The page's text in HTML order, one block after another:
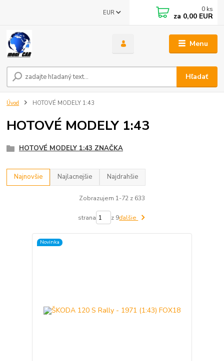
Menu
EUR
Hľadať
0 ks
za 0,00 EUR
Úvod HOTOVÉ MODELY 1:43
HOTOVÉ MODELY 1:43
HOTOVÉ MODELY 1:43 ZNAČKA
Najnovšie Najlacnejšie Najdrahšie
Zobrazujem 1-72 z 633
strana z 9ďalšie
Novinka